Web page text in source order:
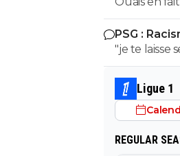
décisions
ressort de
avec du
PSG :
écarte
"je te laisse
pas les
psychiatre" Ah ah tu es très drole ! Tu
nous parles
de surcroit lol Mais les malades
n'importe quoi !! Tu as été fini à
Ligue 1
REGULAR